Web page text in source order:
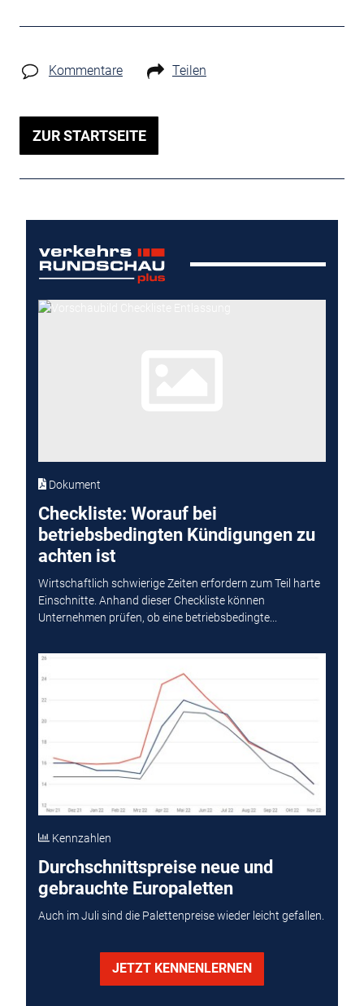
Kommentare Teilen
ZUR STARTSEITE
Dokument
Checkliste: Worauf bei
betriebsbedingten Kündigungen zu
achten ist
Wirtschaftlich schwierige Zeiten erfordern zum Teil harte
Einschnitte. Anhand dieser Checkliste können
Unternehmen prüfen, ob eine betriebsbedingte...
Kennzahlen
Durchschnittspreise neue und
gebrauchte Europaletten
Auch im Juli sind die Palettenpreise wieder leicht gefallen.
JETZT KENNENLERNEN